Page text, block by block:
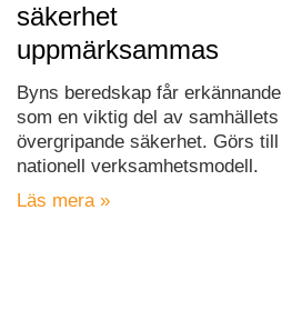
säkerhet
uppmärksammas
Byns beredskap får erkännande
som en viktig del av samhällets
övergripande säkerhet. Görs till
nationell verksamhetsmodell.
Läs mera »